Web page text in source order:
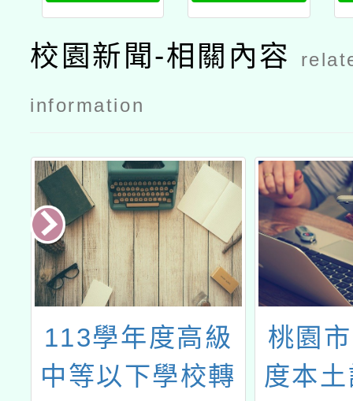
文
校園新聞-相關內容
information
113學年度高級
中等以下學校轉
桃園
度本